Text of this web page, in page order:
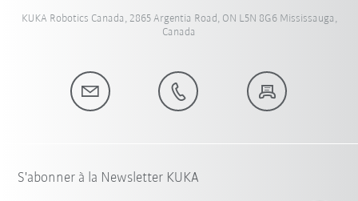
KUKA Robotics Canada, 2865 Argentia Road, ON L5N 8G6 Mississauga,
Canada
S'abonner à la Newsletter KUKA